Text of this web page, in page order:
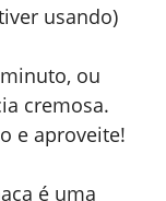
usando)
ou
cremosa.
e aproveite!
é uma